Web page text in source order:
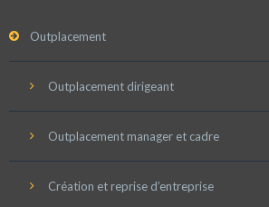
Outplacement
Outplacement dirigeant
Outplacement manager et cadre
Création et reprise d’entreprise